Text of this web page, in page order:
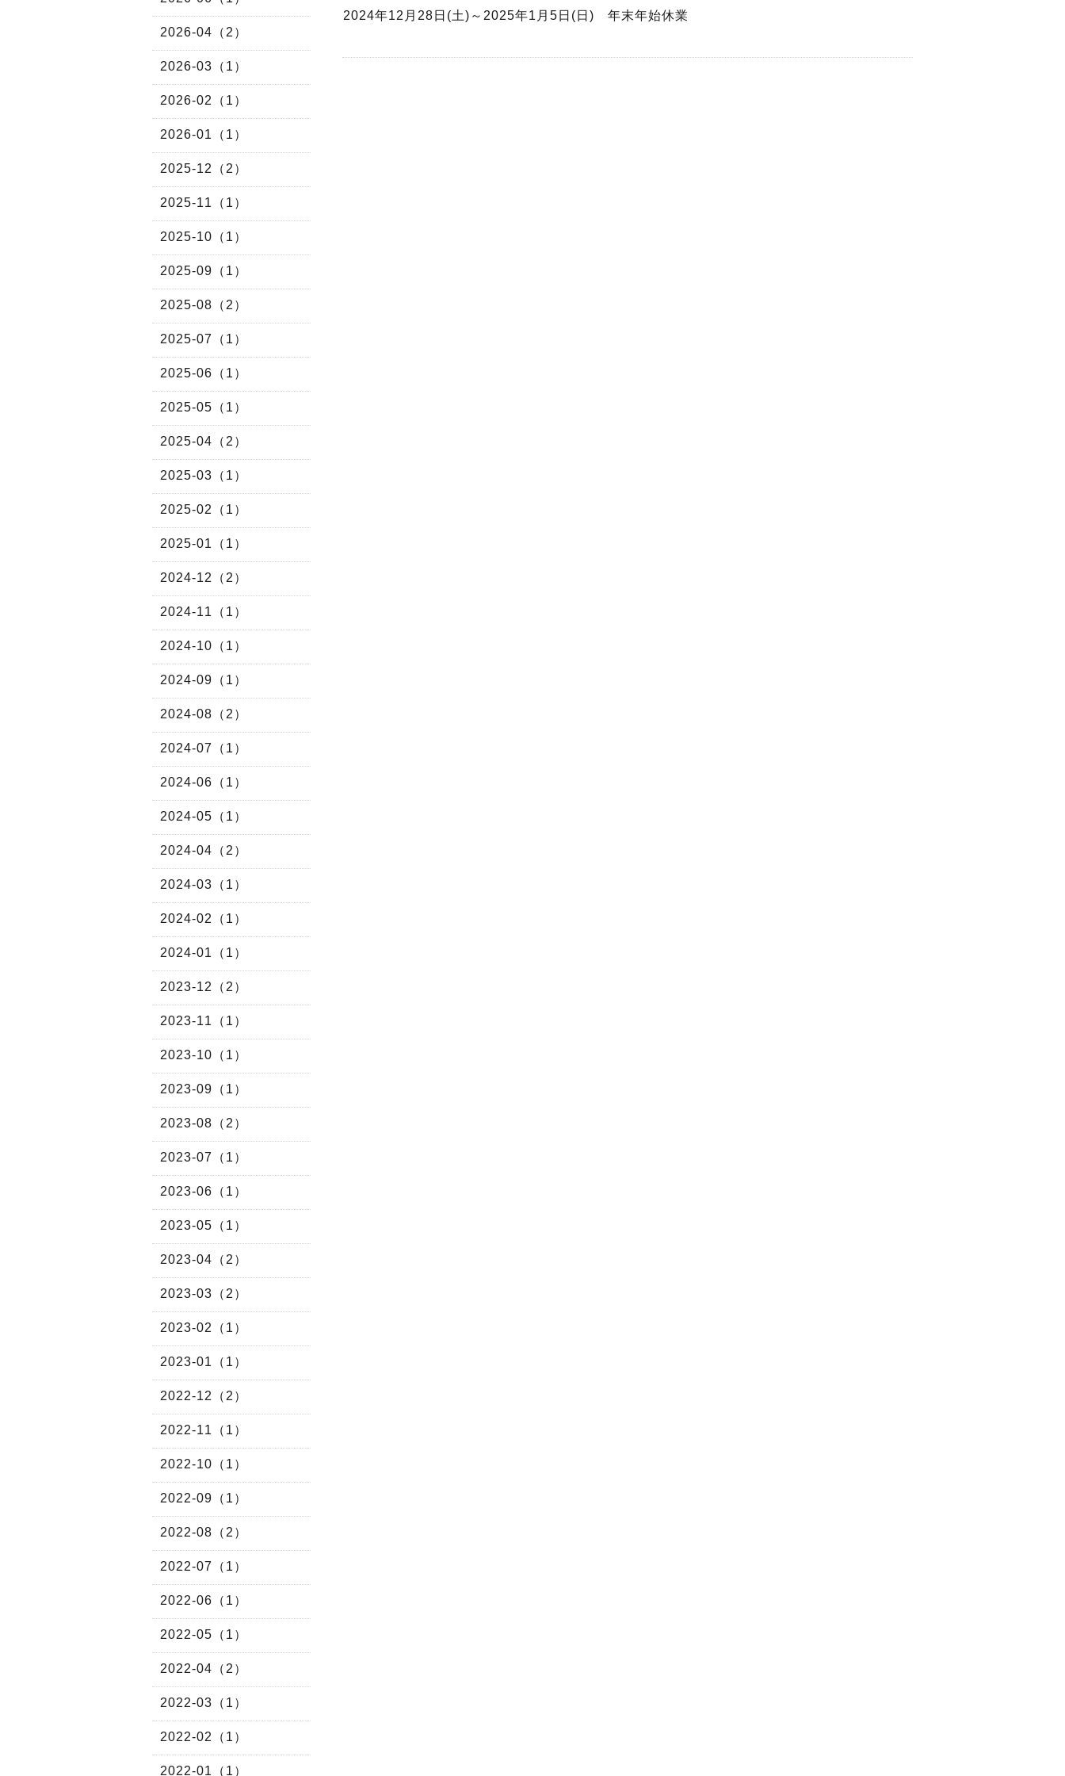
2024年12月28日(土)～2025年1月5日(日) 年末年始休業
2026-04（2）
2026-03（1）
2026-02（1）
2026-01（1）
2025-12（2）
2025-11（1）
2025-10（1）
2025-09（1）
2025-08（2）
2025-07（1）
2025-06（1）
2025-05（1）
2025-04（2）
2025-03（1）
2025-02（1）
2025-01（1）
2024-12（2）
2024-11（1）
2024-10（1）
2024-09（1）
2024-08（2）
2024-07（1）
2024-06（1）
2024-05（1）
2024-04（2）
2024-03（1）
2024-02（1）
2024-01（1）
2023-12（2）
2023-11（1）
2023-10（1）
2023-09（1）
2023-08（2）
2023-07（1）
2023-06（1）
2023-05（1）
2023-04（2）
2023-03（2）
2023-02（1）
2023-01（1）
2022-12（2）
2022-11（1）
2022-10（1）
2022-09（1）
2022-08（2）
2022-07（1）
2022-06（1）
2022-05（1）
2022-04（2）
2022-03（1）
2022-02（1）
2022-01（1）